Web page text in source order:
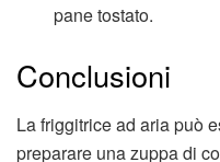
pane tostato.
Conclusioni
La friggitrice ad aria può
preparare una zuppa di